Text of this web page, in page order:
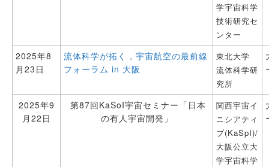
学宇宙科学
技術研究セ
ンター
2025年8
月23日
流体科学が拓く，宇宙航空の最前線
フォーラム in 大阪
東北大学
流体科学研
究所
2025年9
月22日
第87回KaSoI宇宙セミナー「日本
の有人宇宙開発」
関西宇宙イ
ニシアティ
ブ(KaSpI)/
大阪公立大
学宇宙科学